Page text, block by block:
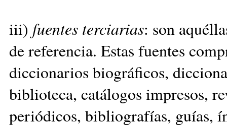
iii) fuentes terciarias: son
de referencia. Estas fuentes
diccionarios biográficos,
biblioteca, catálogos impresos,
periódicos, bibliografías, guías,